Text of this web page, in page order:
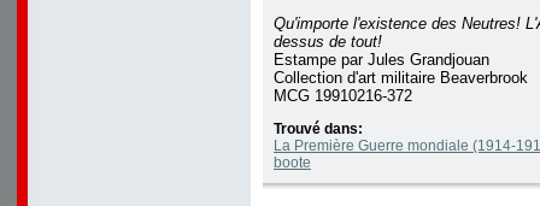
Qu'importe l'existence des Neutres!
dessus de tout!
Estampe par Jules Grandjouan
Collection d'art militaire Beaverbrook
MCG 19910216-372
Trouvé dans:
La Première Guerre mondiale (1914-
boote